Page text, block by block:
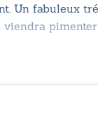
Un fabuleux
viendra